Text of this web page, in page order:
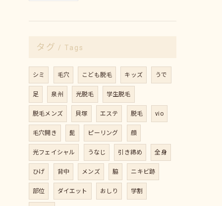
タグ Tags
シミ 毛穴 こども脱毛 キッズ うで
足 泉州 光脱毛 学生脱毛
脱毛メンズ 貝塚 エステ 脱毛 vio
毛穴開き 髭 ピーリング 顔
光フェイシャル うなじ 引き締め 全身
ひげ 背中 メンズ 脇 ニキビ跡
部位 ダイエット おしり 学割